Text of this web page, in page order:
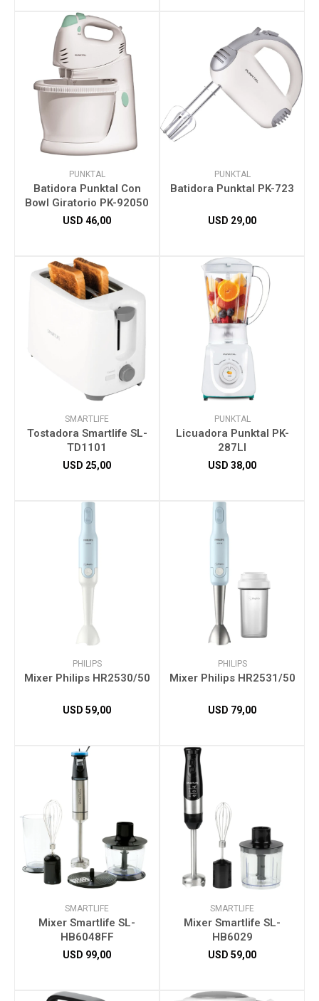
PUNKTAL
Batidora Punktal Con
Bowl Giratorio PK-92050
USD 46,00
PUNKTAL
Batidora Punktal PK-723
USD 29,00
SMARTLIFE
Tostadora Smartlife SL-
TD1101
USD 25,00
PUNKTAL
Licuadora Punktal PK-
287LI
USD 38,00
PHILIPS
Mixer Philips HR2530/50
USD 59,00
PHILIPS
Mixer Philips HR2531/50
USD 79,00
SMARTLIFE
Mixer Smartlife SL-
HB6048FF
USD 99,00
SMARTLIFE
Mixer Smartlife SL-
HB6029
USD 59,00